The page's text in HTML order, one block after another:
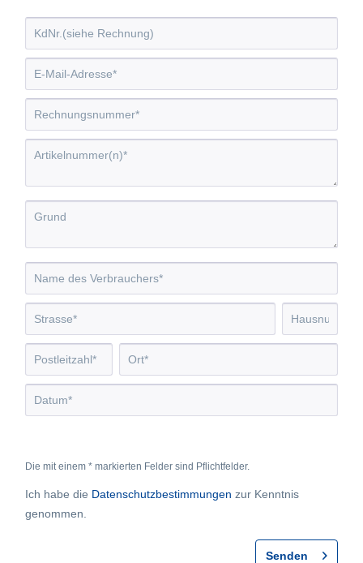
Die mit einem * markierten Felder sind Pflichtfelder.
Ich habe die Datenschutzbestimmungen zur Kenntnis
genommen.
Senden